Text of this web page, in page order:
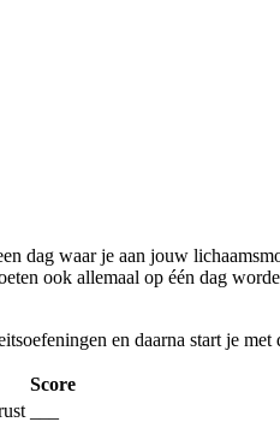
dag waar je aan jouw
ook allemaal op één dag
en daarna start je
Score